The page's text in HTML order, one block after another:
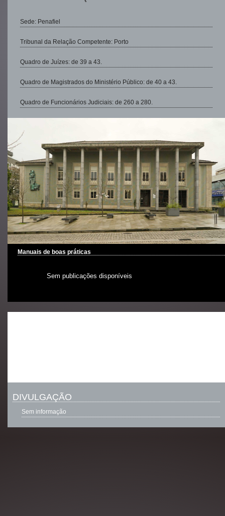
Sede: Penafiel
Tribunal da Relação Competente: Porto
Quadro de Juízes: de 39 a 43.
Quadro de Magistrados do Ministério Público: de 40 a 43.
Quadro de Funcionários Judiciais: de 260 a 280.
Manuais de boas práticas
Sem publicações disponíveis
DIVULGAÇÃO
Sem informação